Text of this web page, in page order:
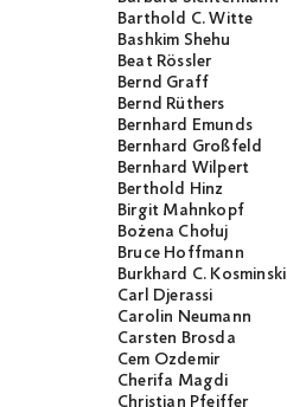
Barthold C. Witte
Bashkim Shehu
Beat Rössler
Bernd Graff
Bernd Rüthers
Bernhard Emunds
Bernhard Großfeld
Bernhard Wilpert
Berthold Hinz
Birgit Mahnkopf
Bożena Chołuj
Bruce Hoffmann
Burkhard C. Kosminski
Carl Djerassi
Carolin Neumann
Carsten Brosda
Cem Özdemir
Cherifa Magdi
Christian Pfeiffer